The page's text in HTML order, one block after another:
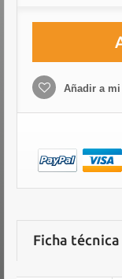
Añadir a
Ficha técnica